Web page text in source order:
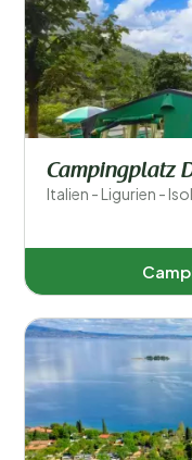
Campingplatz
Italien - Ligurien -